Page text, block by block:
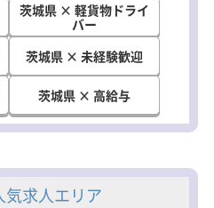
茨城県 × 軽貨物ドライ
バー
茨城県 × 未経験歓迎
茨城県 × 高給与
気求人エリア